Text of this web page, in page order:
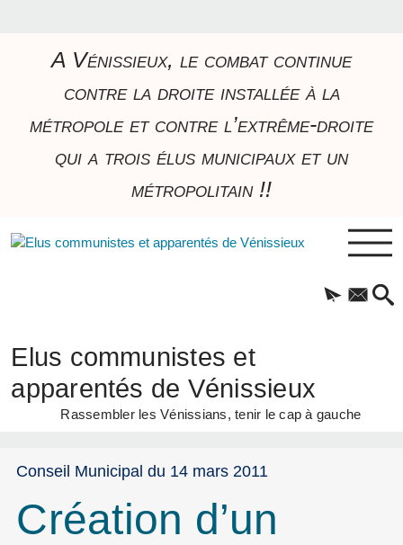
A Vénissieux, le combat continue
contre la droite installée à la
métropole et contre l’extrême-droite
qui a trois élus municipaux et un
métropolitain !!
Elus communistes et
apparentés de Vénissieux
Rassembler les Vénissians, tenir le cap à gauche
Conseil Municipal du 14 mars 2011
Création d’un